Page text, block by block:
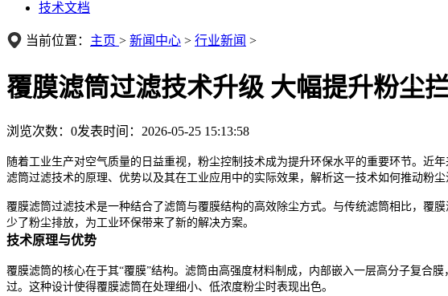
技术文档
当前位置： 主页 > 新闻中心 > 行业新闻 >
覆膜滤筒过滤技术升级 大幅提升粉尘
浏览次数： 0发表时间：2026-05-25 15:13:58
随着工业生产对空气质量的日益重视，粉尘控制技术成为提升环保水平的重要环节。近
滤筒过滤技术的原理、优势以及其在工业应用中的实际效果，解析这一技术如何推动粉尘
覆膜滤筒过滤技术是一种结合了滤筒与覆膜结构的高效除尘方式。与传统滤筒相比，覆
少了粉尘排放，为工业环保带来了新的解决方案。
技术原理与优势
覆膜滤筒的核心在于其“覆膜”结构。滤筒由高强度材料制成，内部嵌入一层高分子复合
过。这种设计使得覆膜滤筒在处理细小、低浓度粉尘时表现出色。